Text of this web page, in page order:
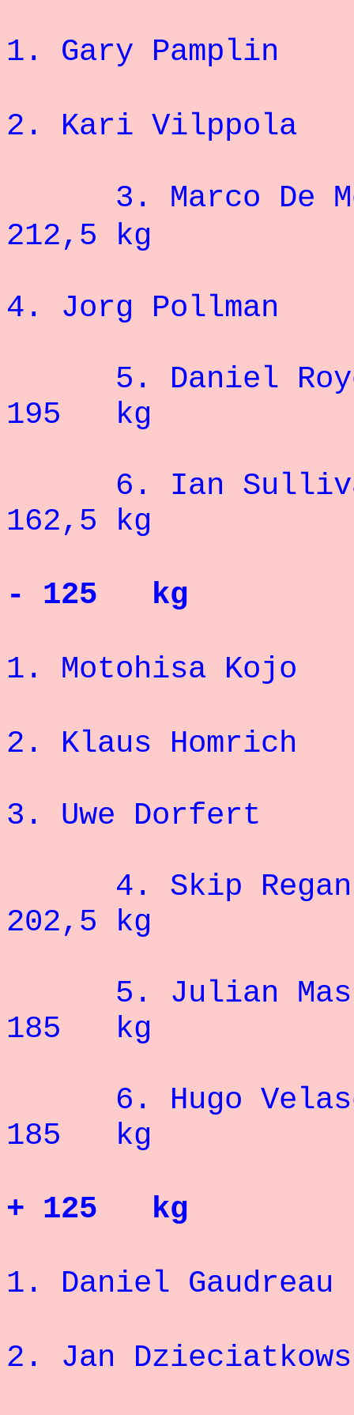
1. Gary
2. Kari
3.
212,5 kg
4. Jorg
5.
195 kg
6. Ian
162,5 kg
- 125 kg
1.
2. Klaus
3. Uwe
4.
202,5 kg
5.
185 kg
6. Hugo
185 kg
+ 125 kg
1. Daniel
2. Jan